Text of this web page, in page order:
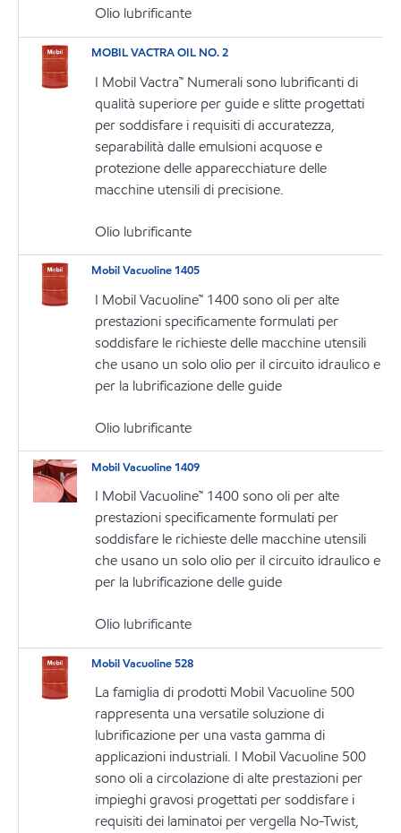
Olio lubrificante
MOBIL VACTRA OIL NO. 2
I Mobil Vactra™ Numerali sono lubrificanti di
qualità superiore per guide e slitte progettati
per soddisfare i requisiti di accuratezza,
separabilità dalle emulsioni acquose e
protezione delle apparecchiature delle
macchine utensili di precisione.
Olio lubrificante
Mobil Vacuoline 1405
I Mobil Vacuoline™ 1400 sono oli per alte
prestazioni specificamente formulati per
soddisfare le richieste delle macchine utensili
che usano un solo olio per il circuito idraulico e
per la lubrificazione delle guide
Olio lubrificante
Mobil Vacuoline 1409
I Mobil Vacuoline™ 1400 sono oli per alte
prestazioni specificamente formulati per
soddisfare le richieste delle macchine utensili
che usano un solo olio per il circuito idraulico e
per la lubrificazione delle guide
Olio lubrificante
Mobil Vacuoline 528
La famiglia di prodotti Mobil Vacuoline 500
rappresenta una versatile soluzione di
lubrificazione per una vasta gamma di
applicazioni industriali. I Mobil Vacuoline 500
sono oli a circolazione di alte prestazioni per
impieghi gravosi progettati per soddisfare i
requisiti dei laminatoi per vergella No-Twist,